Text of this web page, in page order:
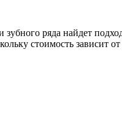
ряда найдет
стоимость зависит